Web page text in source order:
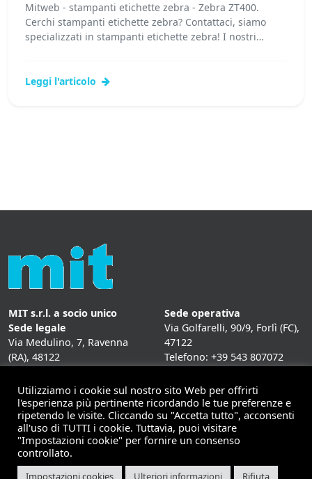
Mitweb - stampanti etichette zebra - Zebra ZT400.
Cerchi stampanti etichette zebra? Contattaci, siamo
specializzati in stampanti etichette zebra! I nostri
Leggi l'articolo
MIT s.r.l. a socio unico
Sede legale
Via Medulino, 7, Ravenna
(RA), 48122
Sede operativa
Via Golfarelli, 90/9, Forlì (FC),
47122
Telefono: +39 543 807072
Mail: info@mitweb.it
INFORMATIVE
Privacy Policy
Cookie Policy
Utilizziamo i cookie sul nostro sito Web per offrirti
l'esperienza più pertinente ricordando le tue preferenze e
ripetendo le visite. Cliccando su "Accetta tutto", acconsenti
all'uso di TUTTI i cookie. Tuttavia, puoi visitare
"Impostazioni cookie" per fornire un consenso
controllato.
Impostazioni cookies Ulteriori informazioni Rifiuta